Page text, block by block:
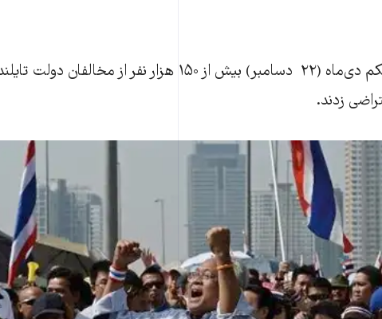
امروز يکشنبه يکم دی‌ماه (۲۲ دسامبر) بيش از ۱۵۰ هزار نفر
زدند.